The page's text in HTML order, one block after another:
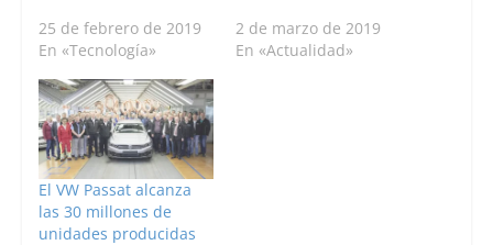
25 de febrero de 2019
En «Tecnología»
2 de marzo de 2019
En «Actualidad»
El VW Passat alcanza
las 30 millones de
unidades producidas